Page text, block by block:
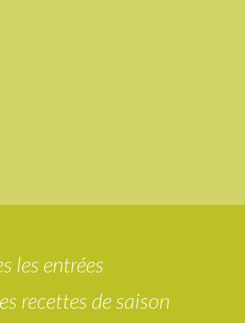
les entrées
recettes de saison